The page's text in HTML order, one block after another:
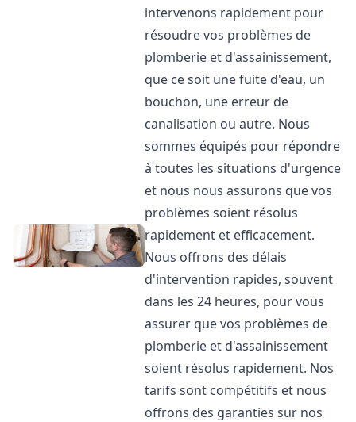
intervenons rapidement pour
résoudre vos problèmes de
plomberie et d'assainissement,
que ce soit une fuite d'eau, un
bouchon, une erreur de
canalisation ou autre. Nous
sommes équipés pour répondre
à toutes les situations d'urgence
et nous nous assurons que vos
problèmes soient résolus
rapidement et efficacement.
Nous offrons des délais
d'intervention rapides, souvent
dans les 24 heures, pour vous
assurer que vos problèmes de
plomberie et d'assainissement
soient résolus rapidement. Nos
tarifs sont compétitifs et nous
offrons des garanties sur nos